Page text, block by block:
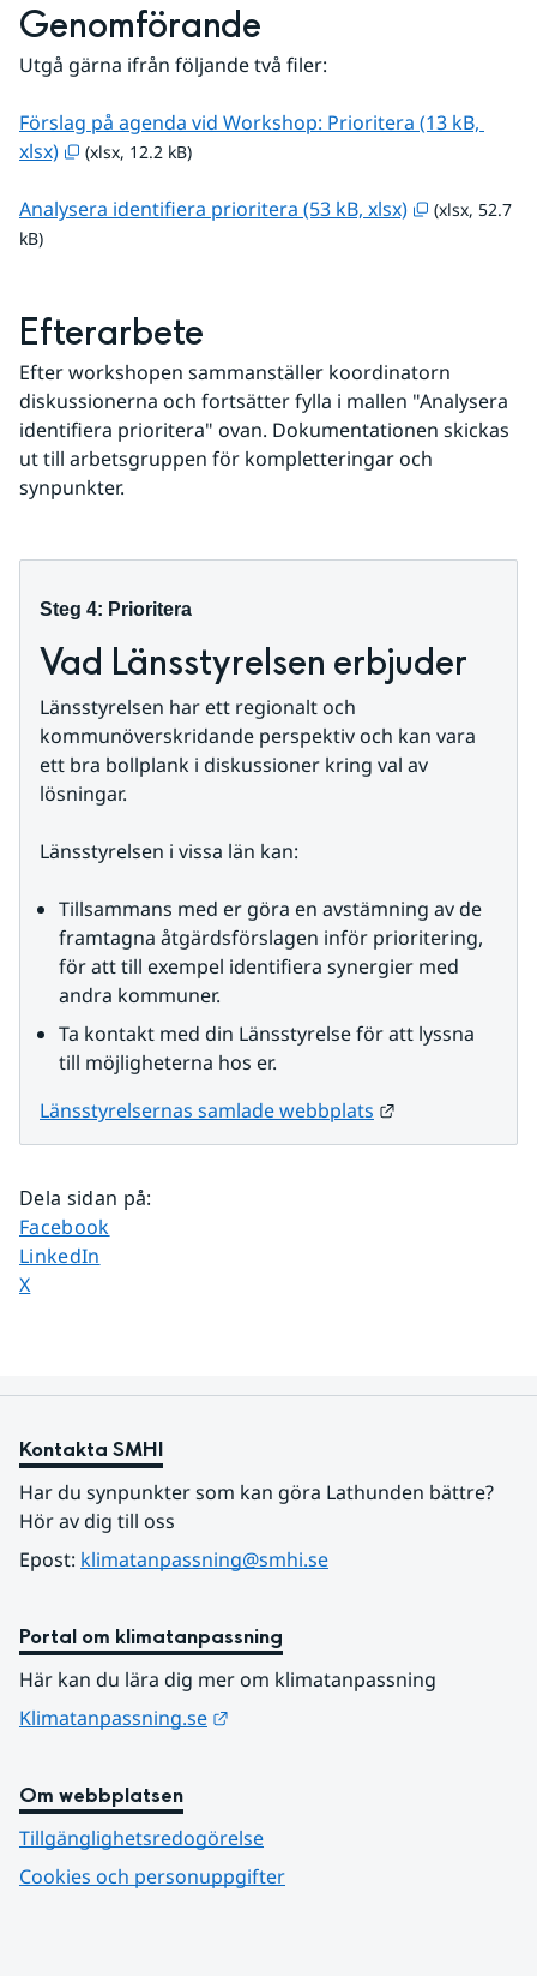
Genomförande
Utgå gärna ifrån följande två filer:
Förslag på agenda vid Workshop: Prioritera (13 kB,
xlsx)
xlsx, 12.2 kB, öppnas i nytt fönster.
(xlsx, 12.2 kB)
Analysera identifiera prioritera (53 kB, xlsx) xlsx, 52.7
(xlsx, 52.7
kB)
Efterarbete
Efter workshopen sammanställer koordinatorn
diskussionerna och fortsätter fylla i mallen "Analysera
identifiera prioritera" ovan. Dokumentationen skickas
ut till arbetsgruppen för kompletteringar och
synpunkter.
Steg 4: Prioritera
Vad Länsstyrelsen erbjuder
Länsstyrelsen har ett regionalt och
kommunöverskridande perspektiv och kan vara
ett bra bollplank i diskussioner kring val av
lösningar.
Länsstyrelsen i vissa län kan:
Tillsammans med er göra en avstämning av de
framtagna åtgärdsförslagen inför prioritering,
för att till exempel identifiera synergier med
andra kommuner.
Ta kontakt med din Länsstyrelse för att lyssna
till möjligheterna hos er.
Länsstyrelsernas samlade webbplats
Dela sidan på:
Dela sidan på
Facebook
Dela sidan på
LinkedIn
Dela sidan på
X
Kontakta SMHI
Har du synpunkter som kan göra Lathunden bättre?
Hör av dig till oss
Epost: klimatanpassning@smhi.se
Portal om klimatanpassning
Här kan du lära dig mer om klimatanpassning
Klimatanpassning.se
Om webbplatsen
Tillgänglighetsredogörelse
Cookies och personuppgifter